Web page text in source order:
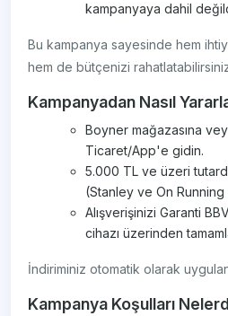
kampanyaya dahil
Bu kampanya sayesinde hem
hem de bütçenizi
Kampanyadan Nasıl
Boyner mağazasına
Ticaret/App'e gidin.
5.000 TL ve üzeri
(Stanley ve On Running
Alışverişinizi Garanti
cihazı üzerinden
İndiriminiz otomatik olarak
Kampanya Koşulları